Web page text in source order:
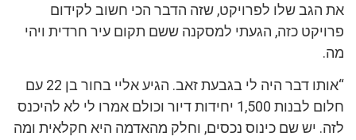
את הגב שלו לפרויקט, שזה הדבר הכי חשוב לקידום
פרויקט כזה, הגעתי למסקנה ששם תקום עיר חרדית ויהי
מה.
“אותו דבר היה לי בגבעת זאב. הגיע אליי בחור בן 22 עם
חלום לבנות 1,500 יחידות דיור וכולם אמרו לי לא להיכנס
לזה. יש שם כינוס נכסים, וחלק מהאדמה היא חקלאית ומה